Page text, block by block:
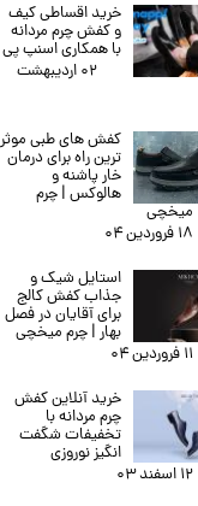
خرید اقساطی کیف
و کفش چرم مردانه
با همکاری اسنپ پی
۰۲ اردیبهشت
کفش های طبی موثر
ترین راه برای درمان
خار پاشنه و
هالوکس | چرم
میخچی
۱۸ فروردین ۰۴
استایل شیک و
جذاب کفش کالج
برای آقایان در فصل
بهار | چرم میخچی
۱۱ فروردین ۰۴
خرید آنلاین کفش
چرم مردانه با
تخفیفات شگفت
انگیز نوروزی
۱۲ اسفند ۰۳